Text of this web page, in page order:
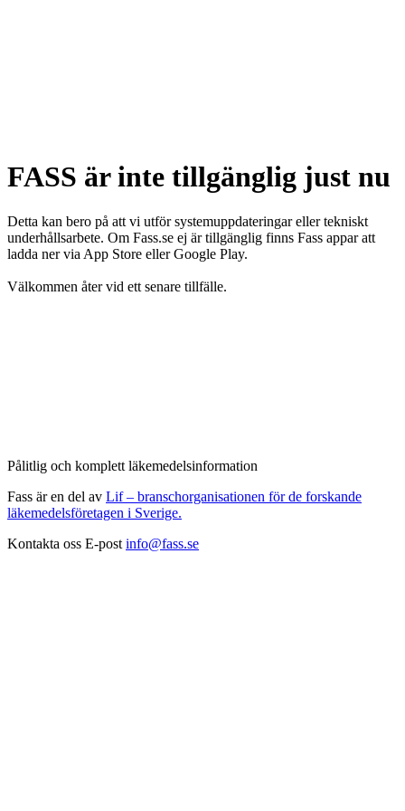
FASS är inte tillgänglig just nu
Detta kan bero på att vi utför systemuppdateringar eller tekniskt
underhållsarbete. Om Fass.se ej är tillgänglig finns Fass appar att
ladda ner via App Store eller Google Play.
Välkommen åter vid ett senare tillfälle.
Pålitlig och komplett läkemedelsinformation
Fass är en del av Lif – branschorganisationen för de forskande
läkemedelsföretagen i Sverige.
Kontakta oss E-post info@fass.se